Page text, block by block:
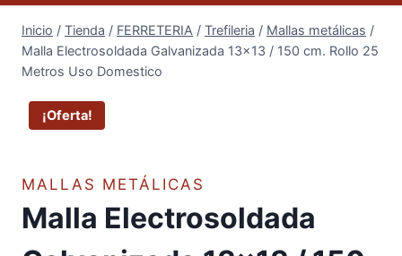
Inicio / Tienda / FERRETERIA / Trefileria / Mallas metálicas /
Malla Electrosoldada Galvanizada 13×13 / 150 cm. Rollo 25
Metros Uso Domestico
¡Oferta!
MALLAS METÁLICAS
Malla Electrosoldada